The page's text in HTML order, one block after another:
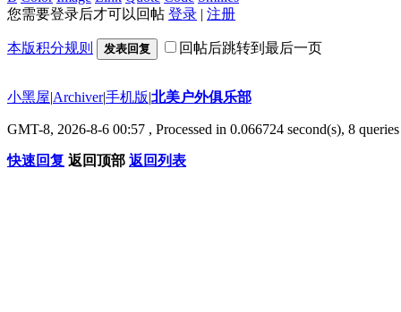
您需要登录后才可以回帖 登录 | 注册
本版积分规则 发表回复 回帖后跳转到最后一页
小黑屋|Archiver|手机版|北美户外俱乐部
GMT-8, 2026-8-6 00:57 , Processed in 0.066724 second(s), 8
快速回复 返回顶部 返回列表